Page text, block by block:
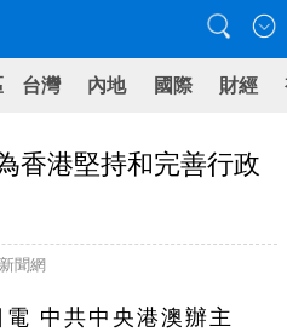
台灣 內地 國際 財經
香港堅持和完善行政
聞網
電 中共中央港澳辦主